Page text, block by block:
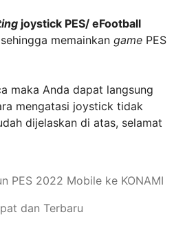
joystick PES/ eFootball
memainkan game PES
maka Anda dapat langsung
mengatasi joystick tidak
dijelaskan di atas, selamat
PES 2022 Mobile ke KONAMI
dan Terbaru